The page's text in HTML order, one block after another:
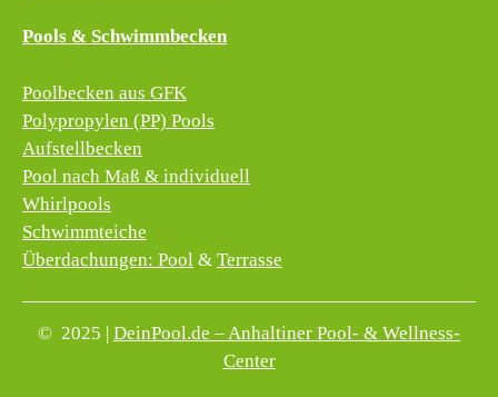
Pools & Schwimmbecken
Poolbecken aus GFK
Polypropylen (PP) Pools
Aufstellbecken
Pool nach Maß & individuell
Whirlpools
Schwimmteiche
Überdachungen: Pool & Terrasse
© 2025 | DeinPool.de – Anhaltiner Pool- & Wellness-
Center